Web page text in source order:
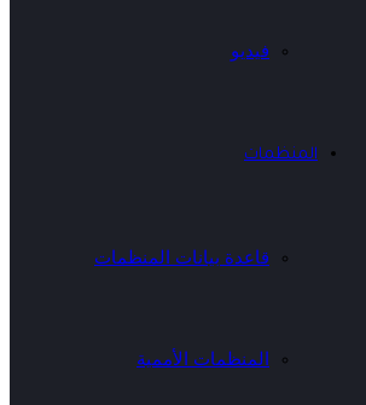
فيديو
المنظمات
قاعدة بيانات المنظمات
المنظمات الأممية